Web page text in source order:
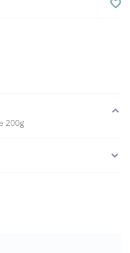
200g